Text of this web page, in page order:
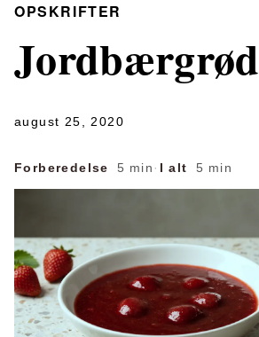
OPSKRIFTER
Jordbærgrød
august 25, 2020
Forberedelse 5 min · I alt 5 min